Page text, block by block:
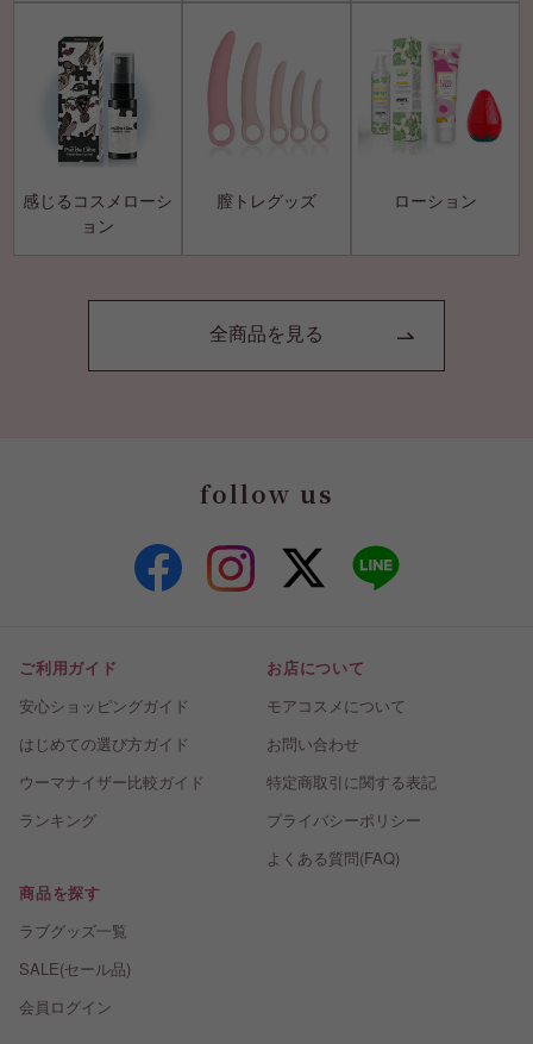
感じるコスメローシ
ョン
膣トレグッズ ローション
全商品を見る
follow us
ご利用ガイド
安心ショッピングガイド
はじめての選び方ガイド
ウーマナイザー比較ガイド
ランキング
お店について
モアコスメについて
お問い合わせ
特定商取引に関する表記
プライバシーポリシー
よくある質問(FAQ)
商品を探す
ラブグッズ一覧
SALE(セール品)
会員ログイン